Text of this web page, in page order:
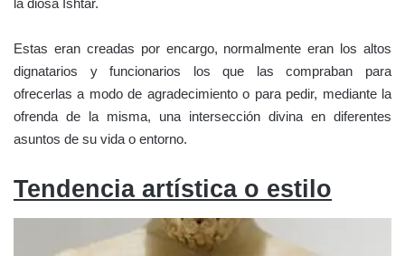
la diosa Ishtar.
Estas eran creadas por encargo, normalmente eran los altos
dignatarios y funcionarios los que las compraban para
ofrecerlas a modo de agradecimiento o para pedir, mediante la
ofrenda de la misma, una intersección divina en diferentes
asuntos de su vida o entorno.
Tendencia artística o estilo